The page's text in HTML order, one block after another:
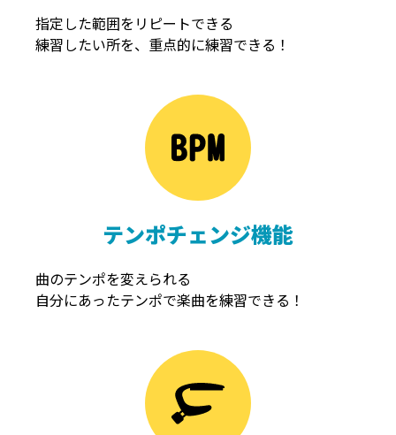
指定した範囲をリピートできる
練習したい所を、重点的に練習できる！
テンポチェンジ機能
曲のテンポを変えられる
自分にあったテンポで楽曲を練習できる！